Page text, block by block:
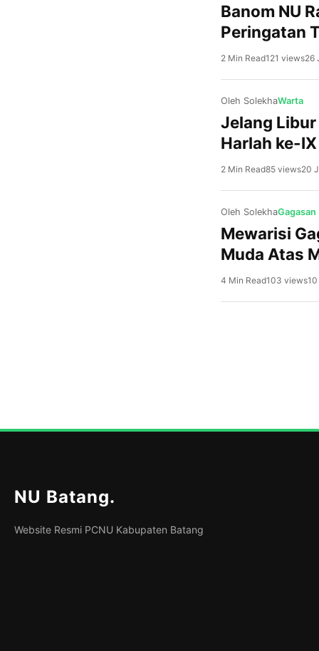
Banom NU
Peringatan
2 Min Read121 views26
Oleh SolekhaWarta
Jelang
Harlah ke-IX
2 Min Read85 views20
Oleh SolekhaGagasan
Mewarisi
Muda Atas
4 Min Read103 views
NU Batang.
Website Resmi PCNU Kabupaten Batang